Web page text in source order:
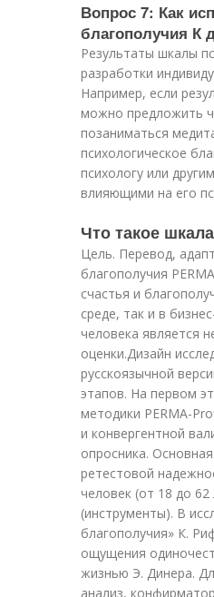
Вопрос 7: Как
благополучия К
Результаты шкалы
разработки
Например, если
можно предложить
позаниматься
психологическое
психологу или
влияющими на его
Что такое
Цель. Перевод,
благополучия
счастья и
среде, так и в
человека является
оценки.Дизайн
русскоязычной
этапов. На первом
методики PERMA-
и конвергентной
опросника.
ретестовой
человек (от 18 до
(инструменты). В
благополучия» К.
ощущения
жизнью Э. Динера.
анализ,